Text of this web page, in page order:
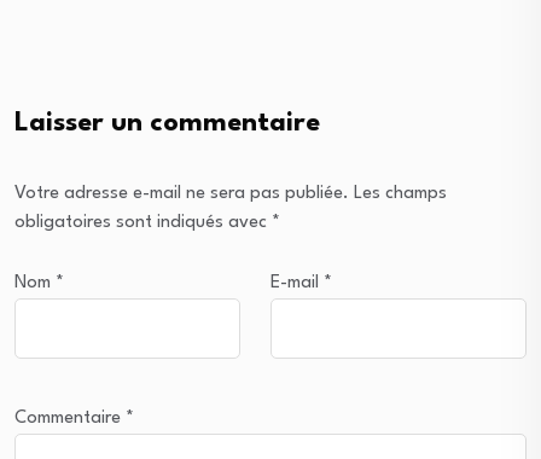
Laisser un commentaire
Votre adresse e-mail ne sera pas publiée. Les champs
obligatoires sont indiqués avec *
Nom * E-mail *
Commentaire *